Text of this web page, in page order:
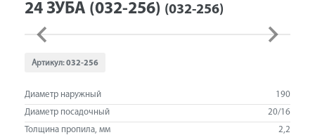
24 ЗУБА (032-256) (032-256)
Артикул:032-256
Диаметр наружный
190
Диаметр посадочный
20/16
Толщина пропила, мм
2,2